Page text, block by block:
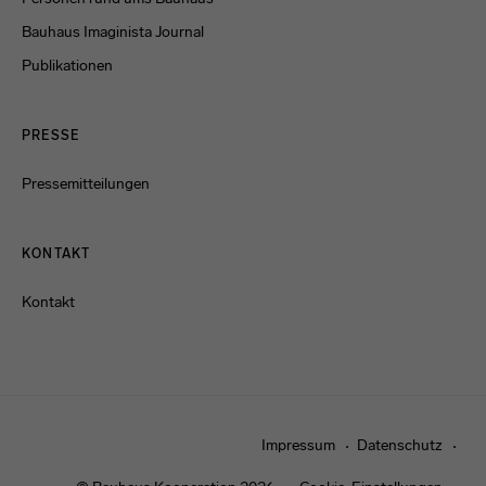
Bauhaus Imaginista Journal
Publikationen
PRESSE
Pressemitteilungen
KONTAKT
Kontakt
Impressum Datenschutz